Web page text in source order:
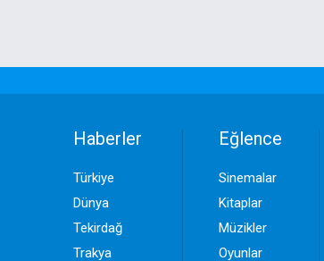
Haberler
Türkiye
Dünya
Tekirdağ
Trakya
Eğlence
Sinemalar
Kitaplar
Müzikler
Oyunlar